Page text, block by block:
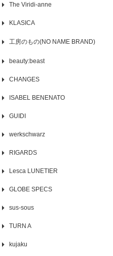
The Viridi-anne
KLASICA
工房のもの(NO NAME BRAND)
beauty:beast
CHANGES
ISABEL BENENATO
GUIDI
werkschwarz
RIGARDS
Lesca LUNETIER
GLOBE SPECS
sus-sous
TURN A
kujaku